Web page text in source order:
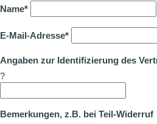
Name*
E-Mail-Adresse*
Angaben zur Identifizierung des
?
Bemerkungen, z.B. bei Teil-Widerruf